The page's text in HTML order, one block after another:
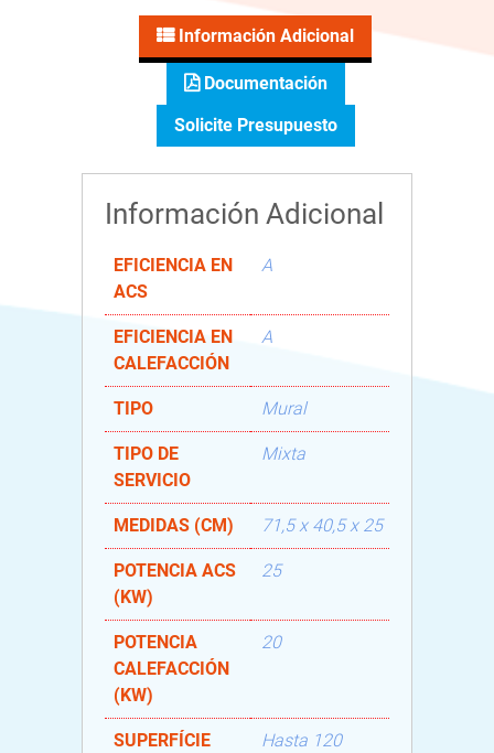
Información Adicional
Documentación
Solicite Presupuesto
Información Adicional
EFICIENCIA EN
ACS
A
EFICIENCIA EN
CALEFACCIÓN
A
TIPO Mural
TIPO DE
SERVICIO
Mixta
MEDIDAS (CM) 71,5 x 40,5 x 25
POTENCIA ACS
(KW)
25
POTENCIA
CALEFACCIÓN
(KW)
20
SUPERFÍCIE Hasta 120